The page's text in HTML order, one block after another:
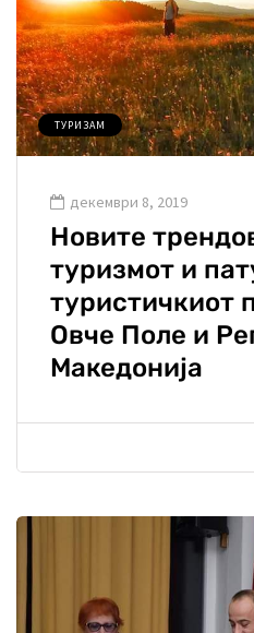
ТУРИЗАМ
декември 8, 2019
Новите
туризмот и
туристичкиот
Овче Поле и
Македонија